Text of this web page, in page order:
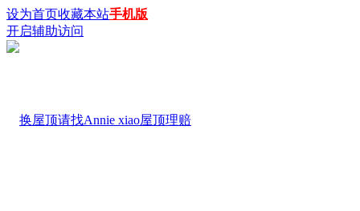
设为首页收藏本站手机版
开启辅助访问